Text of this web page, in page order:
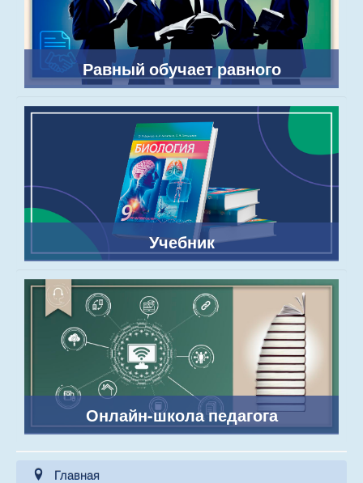
Равный обучает равного
Учебник
Онлайн-школа педагога
Главная